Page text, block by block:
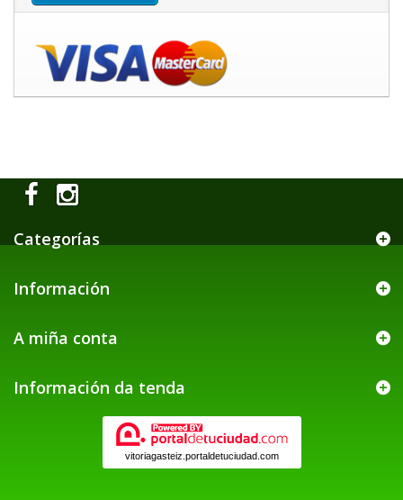
Categorías
Información
A miña conta
Información da tenda
vitoriagasteiz.portaldetuciudad.com